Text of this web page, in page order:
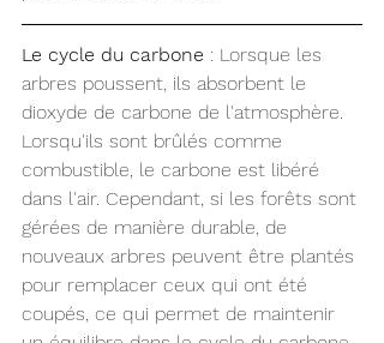
Le cycle du carbone : Lorsque les
arbres poussent, ils absorbent le
dioxyde de carbone de l'atmosphère.
Lorsqu'ils sont brûlés comme
combustible, le carbone est libéré
dans l'air. Cependant, si les forêts sont
gérées de manière durable, de
nouveaux arbres peuvent être plantés
pour remplacer ceux qui ont été
coupés, ce qui permet de maintenir